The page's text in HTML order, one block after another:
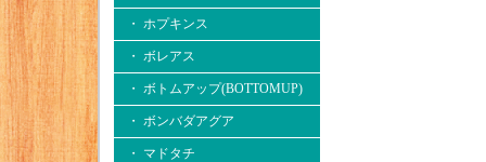
・ ホプキンス
・ ボレアス
・ ボトムアップ(BOTTOMUP)
・ ボンバダアグア
・ マドタチ